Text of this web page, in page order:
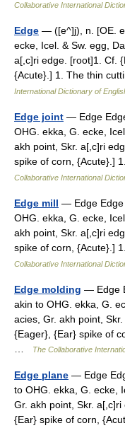
Collaborative International
Edge — ([e^]j), n. [OE.
ecke, Icel. & Sw. egg,
a[,c]ri edge. [root]1. Cf.
{Acute}.] 1. The thin
International Dictionary of
Edge joint — Edge
OHG. ekka, G. ecke,
akh point, Skr. a[,c]ri
spike of corn, {Acute}.]
Collaborative International
Edge mill — Edge Edge
OHG. ekka, G. ecke,
akh point, Skr. a[,c]ri
spike of corn, {Acute}.]
Collaborative International
Edge molding — Edge
akin to OHG. ekka, G.
acies, Gr. akh point,
{Eager}, {Ear} spike of
The Collaborative
Edge plane — Edge
to OHG. ekka, G. ecke,
Gr. akh point, Skr.
{Ear} spike of corn,